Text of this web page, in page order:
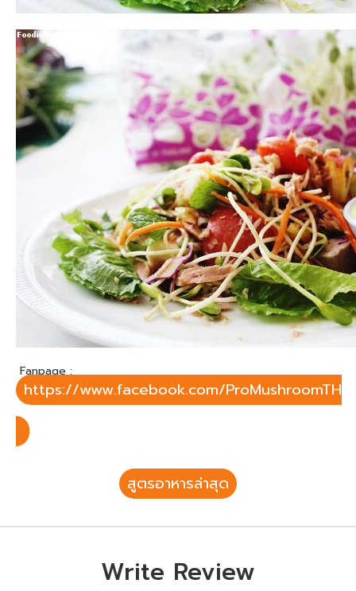
Fanpage :
https://www.facebook.com/ProMushroomTH
สูตรอาหารล่าสุด
Write Review